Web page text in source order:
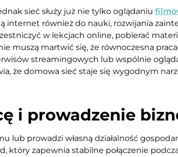
sieć służy już nie tylko oglądaniu
internet również do nauki, rozwijania
w lekcjach online, pobierać
muszą martwić się, że równoczesna
streamingowych lub wspólnie
że domowa sieć staje się wygodnym
i prowadzenie
lub prowadzi własną działalność
który zapewnia stabilne połączenie